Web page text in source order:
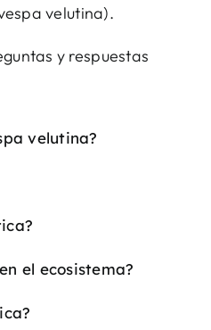
velutina).
y respuestas
velutina?
el ecosistema?